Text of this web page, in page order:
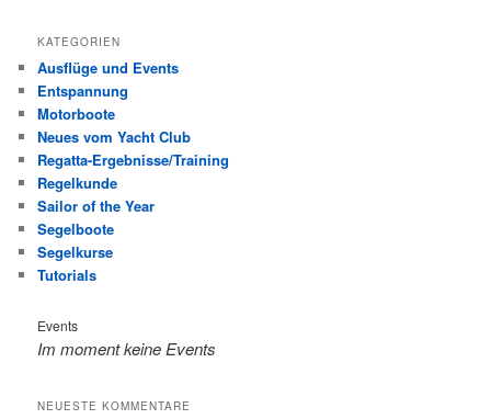
KATEGORIEN
Ausflüge und Events
Entspannung
Motorboote
Neues vom Yacht Club
Regatta-Ergebnisse/Training
Regelkunde
Sailor of the Year
Segelboote
Segelkurse
Tutorials
Events
Im moment keine Events
NEUESTE KOMMENTARE